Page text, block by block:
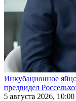
Инкубационное
предвидел
5 августа 2026, 10:00